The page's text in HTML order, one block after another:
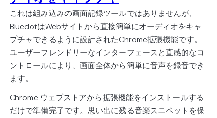
これは組み込みの画面記録ツールではありませんが、
BluedotはWebサイトから直接簡単にオーディオをキャ
プチャできるように設計されたChrome拡張機能です。
ユーザーフレンドリーなインターフェースと直感的なコ
ントロールにより、画面全体から簡単に音声を録音でき
ます。
Chrome ウェブストアから拡張機能をインストールする
だけで準備完了です。思い出に残る音楽スニペットを保